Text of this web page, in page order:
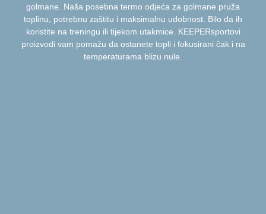
golmane. Naša posebna termo odjeća za golmane pruža
toplinu, potrebnu zaštitu i maksimalnu udobnost. Bilo da ih
koristite na treningu ili tijekom utakmice. KEEPERsportovi
proizvodi vam pomažu da ostanete topli i fokusirani čak i na
temperaturama blizu nule.